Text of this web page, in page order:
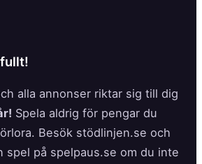
alla annonser riktar sig till dig
Spela aldrig för pengar du
Besök stödlinjen.se och
spel på spelpaus.se om du inte